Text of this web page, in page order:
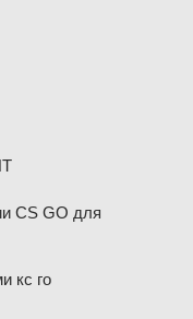
CS GO для
кс го